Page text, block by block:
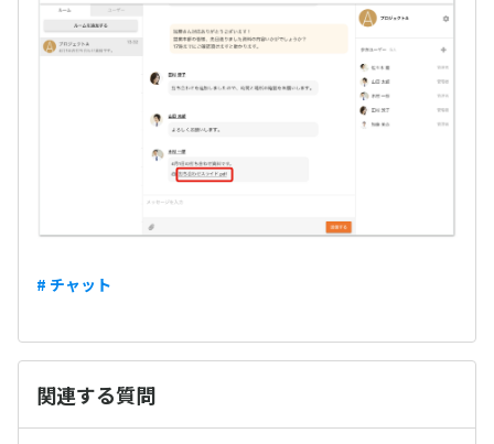
# チャット
関連する質問